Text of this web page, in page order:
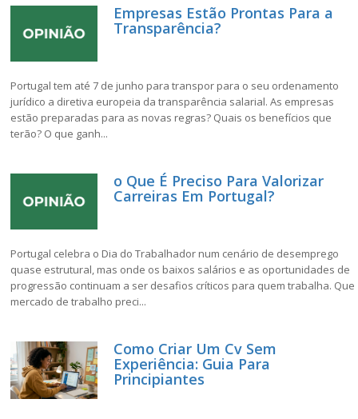
Empresas Estão Prontas Para a
Transparência?
Portugal tem até 7 de junho para transpor para o seu ordenamento
jurídico a diretiva europeia da transparência salarial. As empresas
estão preparadas para as novas regras? Quais os benefícios que
terão? O que ganh...
o Que É Preciso Para Valorizar
Carreiras Em Portugal?
Portugal celebra o Dia do Trabalhador num cenário de desemprego
quase estrutural, mas onde os baixos salários e as oportunidades de
progressão continuam a ser desafios críticos para quem trabalha. Que
mercado de trabalho preci...
Como Criar Um Cv Sem
Experiência: Guia Para
Principiantes